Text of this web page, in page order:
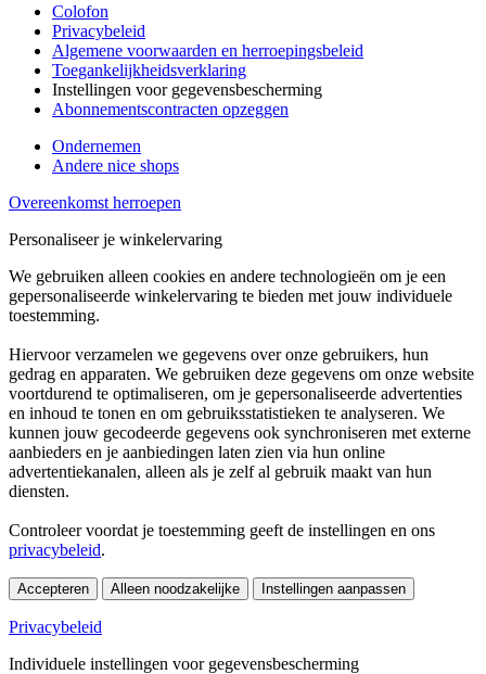
Colofon
Privacybeleid
Algemene voorwaarden en herroepingsbeleid
Toegankelijkheidsverklaring
Instellingen voor gegevensbescherming
Abonnementscontracten opzeggen
Ondernemen
Andere nice shops
Overeenkomst herroepen
Personaliseer je winkelervaring
We gebruiken alleen cookies en andere technologieën om je een
gepersonaliseerde winkelervaring te bieden met jouw individuele
toestemming.
Hiervoor verzamelen we gegevens over onze gebruikers, hun
gedrag en apparaten. We gebruiken deze gegevens om onze website
voortdurend te optimaliseren, om je gepersonaliseerde advertenties
en inhoud te tonen en om gebruiksstatistieken te analyseren. We
kunnen jouw gecodeerde gegevens ook synchroniseren met externe
aanbieders en je aanbiedingen laten zien via hun online
advertentiekanalen, alleen als je zelf al gebruik maakt van hun
diensten.
Controleer voordat je toestemming geeft de instellingen en ons
privacybeleid.
Accepteren Alleen noodzakelijke Instellingen aanpassen
Privacybeleid
Individuele instellingen voor gegevensbescherming